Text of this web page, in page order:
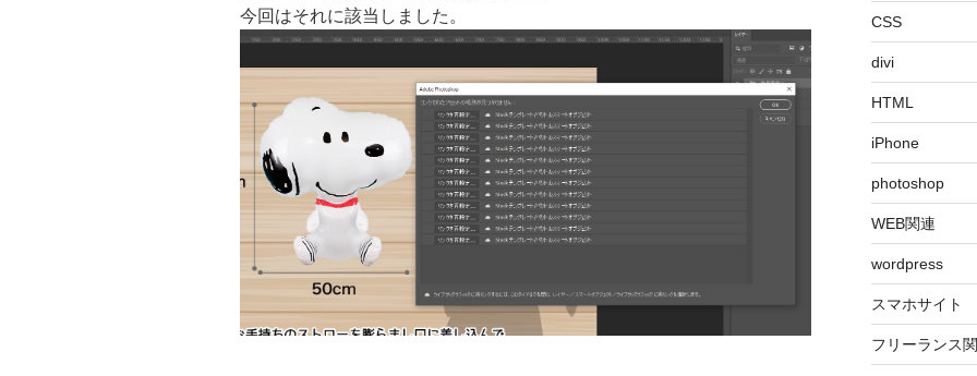
今回はそれに該当しました。
CSS
divi
HTML
iPhone
photoshop
WEB関連
wordpress
スマホサイト
フリーランス